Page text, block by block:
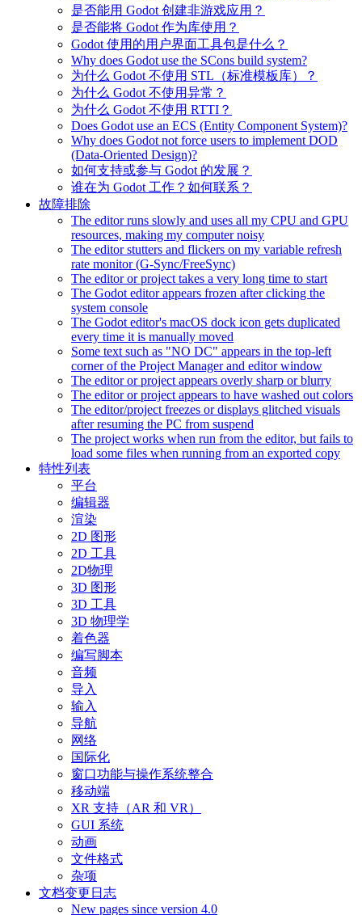
是否能用 Godot 创建非游戏应用？
是否能将 Godot 作为库使用？
Godot 使用的用户界面工具包是什么？
Why does Godot use the SCons build system?
为什么 Godot 不使用 STL（标准模板库）？
为什么 Godot 不使用异常？
为什么 Godot 不使用 RTTI？
Does Godot use an ECS (Entity Component System)?
Why does Godot not force users to implement DOD
(Data-Oriented Design)?
如何支持或参与 Godot 的发展？
谁在为 Godot 工作？如何联系？
故障排除
The editor runs slowly and uses all my CPU and GPU
resources, making my computer noisy
The editor stutters and flickers on my variable refresh
rate monitor (G-Sync/FreeSync)
The editor or project takes a very long time to start
The Godot editor appears frozen after clicking the
system console
The Godot editor's macOS dock icon gets duplicated
every time it is manually moved
Some text such as "NO DC" appears in the top-left
corner of the Project Manager and editor window
The editor or project appears overly sharp or blurry
The editor or project appears to have washed out colors
The editor/project freezes or displays glitched visuals
after resuming the PC from suspend
The project works when run from the editor, but fails to
load some files when running from an exported copy
特性列表
平台
编辑器
渲染
2D 图形
2D 工具
2D物理
3D 图形
3D 工具
3D 物理学
着色器
编写脚本
音频
导入
输入
导航
网络
国际化
窗口功能与操作系统整合
移动端
XR 支持（AR 和 VR）
GUI 系统
动画
文件格式
杂项
文档变更日志
New pages since version 4.0